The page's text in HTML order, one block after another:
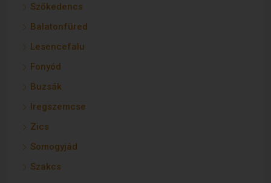
Szőkedencs
Balatonfüred
Lesencefalu
Fonyód
Buzsák
Iregszemcse
Zics
Somogyjád
Szakcs